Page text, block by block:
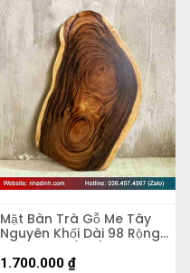
Mặt Bàn Trà Gỗ Me Tây
Nguyên Khối Dài 98 Rộng
58 Dày 5,3 (cm)
1.700.000 ₫